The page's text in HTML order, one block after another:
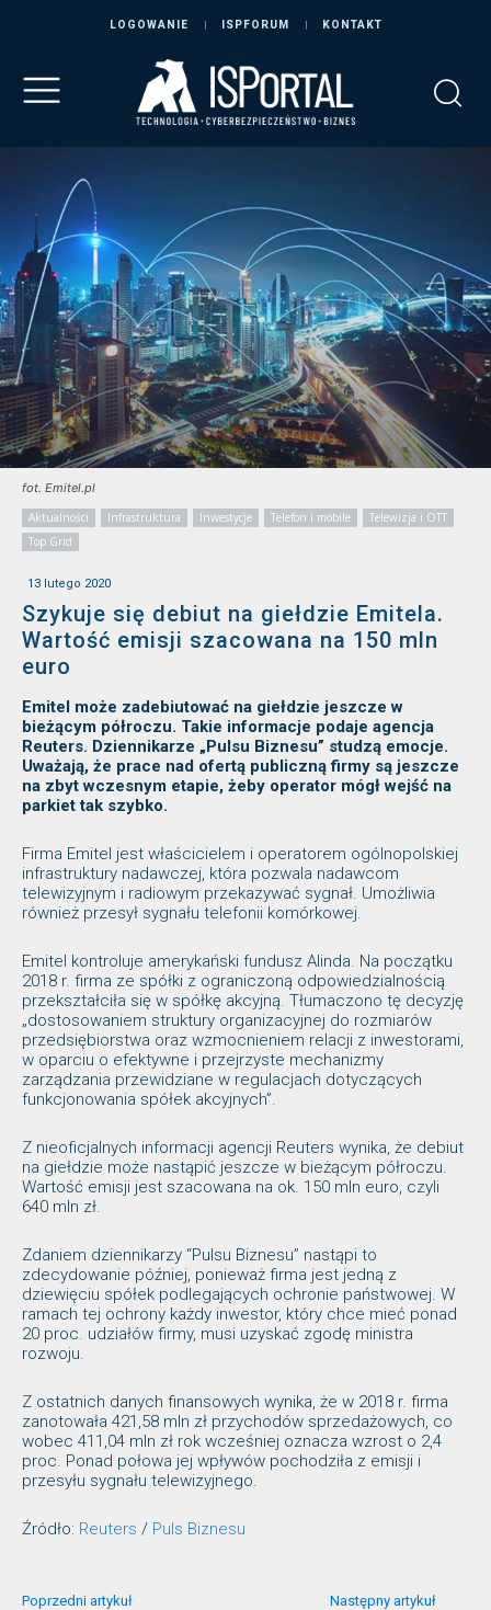
LOGOWANIE ISPFORUM KONTAKT
fot. Emitel.pl
Aktualności
Infrastruktura Inwestycje Telefon i mobile
Telewizja i OTT
Top Grid
13 lutego 2020
Szykuje się debiut na giełdzie Emitela.
Wartość emisji szacowana na 150 mln
euro
Emitel może zadebiutować na giełdzie jeszcze w
bieżącym półroczu. Takie informacje podaje agencja
Reuters. Dziennikarze „Pulsu Biznesu” studzą emocje.
Uważają, że prace nad ofertą publiczną firmy są jeszcze
na zbyt wczesnym etapie, żeby operator mógł wejść na
parkiet tak szybko.
Firma Emitel jest właścicielem i operatorem ogólnopolskiej
infrastruktury nadawczej, która pozwala nadawcom
telewizyjnym i radiowym przekazywać sygnał. Umożliwia
również przesył sygnału telefonii komórkowej.
Emitel kontroluje amerykański fundusz Alinda. Na początku
2018 r. firma ze spółki z ograniczoną odpowiedzialnością
przekształciła się w spółkę akcyjną. Tłumaczono tę decyzję
„dostosowaniem struktury organizacyjnej do rozmiarów
przedsiębiorstwa oraz wzmocnieniem relacji z inwestorami,
w oparciu o efektywne i przejrzyste mechanizmy
zarządzania przewidziane w regulacjach dotyczących
funkcjonowania spółek akcyjnych”.
Z nieoficjalnych informacji agencji Reuters wynika, że debiut
na giełdzie może nastąpić jeszcze w bieżącym półroczu.
Wartość emisji jest szacowana na ok. 150 mln euro, czyli
640 mln zł.
Zdaniem dziennikarzy “Pulsu Biznesu” nastąpi to
zdecydowanie później, ponieważ firma jest jedną z
dziewięciu spółek podlegających ochronie państwowej. W
ramach tej ochrony każdy inwestor, który chce mieć ponad
20 proc. udziałów firmy, musi uzyskać zgodę ministra
rozwoju.
Z ostatnich danych finansowych wynika, że w 2018 r. firma
zanotowała 421,58 mln zł przychodów sprzedażowych, co
wobec 411,04 mln zł rok wcześniej oznacza wzrost o 2,4
proc. Ponad połowa jej wpływów pochodziła z emisji i
przesyłu sygnału telewizyjnego.
Źródło: Reuters / Puls Biznesu
Poprzedni artykuł
Następny artykuł